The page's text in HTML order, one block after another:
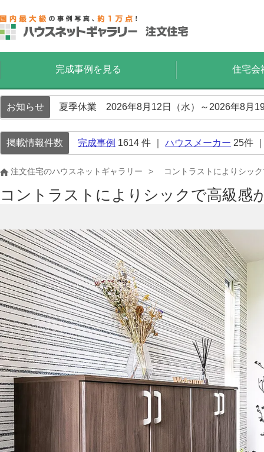
完成事例を見る 住宅会
お知らせ 夏季休業 2026年8月12日（水）～2026年8月
掲載情報件数 完成事例 1614 件 ｜ ハウスメーカー 25件
注文住宅のハウスネットギャラリー コントラストによりシッ
コントラストによりシックで高級感